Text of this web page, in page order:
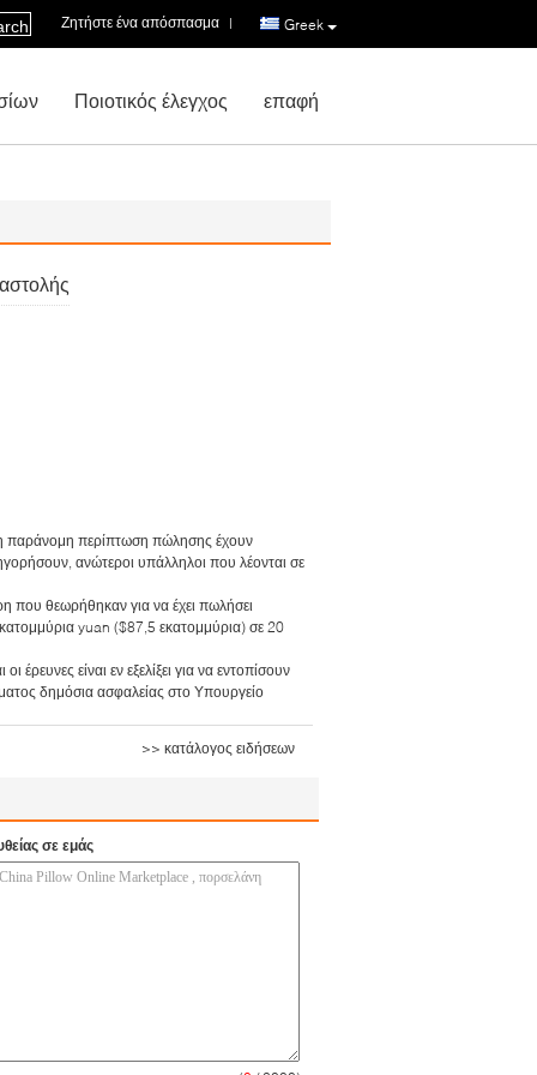
Greek
Ζητήστε ένα απόσπασμα |
Ποιοτικός έλεγχος επαφή
παράνομη περίπτωση πώλησης έχουν
ανώτεροι υπάλληλοι που λέονται σε
που θεωρήθηκαν για να έχει πωλήσει
yuan ($87,5 εκατομμύρια) σε 20
είναι εν εξελίξει για να εντοπίσουν
δημόσια ασφαλείας στο Υπουργείο
>> κατάλογος ειδήσεων
σε εμάς